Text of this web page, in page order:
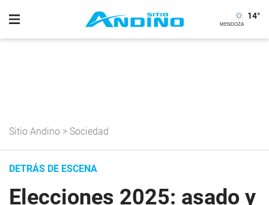
14°
Sitio Andino > Sociedad
DETRÁS DE ESCENA
Elecciones 2025: asado y